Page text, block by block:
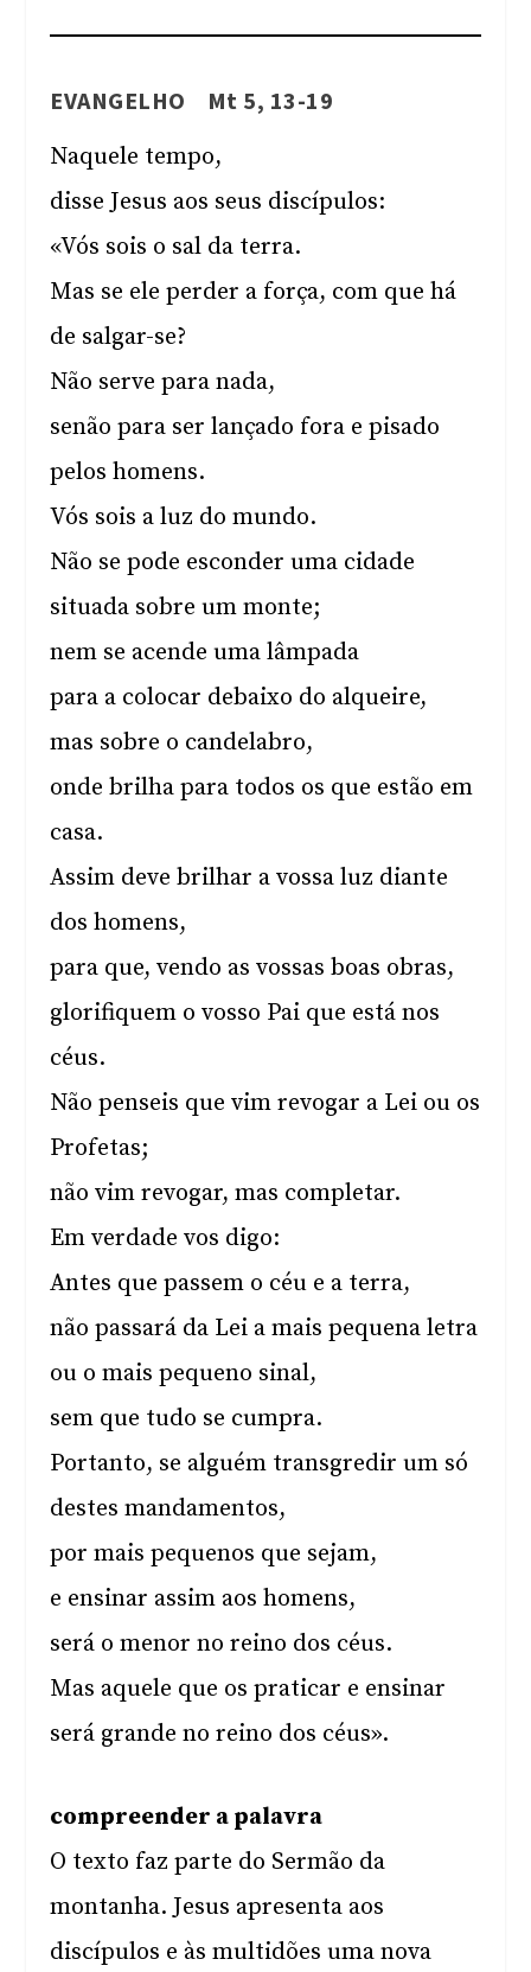
EVANGELHO Mt 5, 13-19
Naquele tempo,
disse Jesus aos seus discípulos:
«Vós sois o sal da terra.
Mas se ele perder a força, com que há
de salgar-se?
Não serve para nada,
senão para ser lançado fora e pisado
pelos homens.
Vós sois a luz do mundo.
Não se pode esconder uma cidade
situada sobre um monte;
nem se acende uma lâmpada
para a colocar debaixo do alqueire,
mas sobre o candelabro,
onde brilha para todos os que estão em
casa.
Assim deve brilhar a vossa luz diante
dos homens,
para que, vendo as vossas boas obras,
glorifiquem o vosso Pai que está nos
céus.
Não penseis que vim revogar a Lei ou os
Profetas;
não vim revogar, mas completar.
Em verdade vos digo:
Antes que passem o céu e a terra,
não passará da Lei a mais pequena letra
ou o mais pequeno sinal,
sem que tudo se cumpra.
Portanto, se alguém transgredir um só
destes mandamentos,
por mais pequenos que sejam,
e ensinar assim aos homens,
será o menor no reino dos céus.
Mas aquele que os praticar e ensinar
será grande no reino dos céus».
compreender a palavra
O texto faz parte do Sermão da
montanha. Jesus apresenta aos
discípulos e às multidões uma nova